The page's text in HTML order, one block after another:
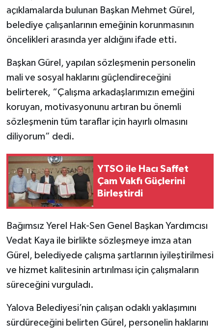
açıklamalarda bulunan Başkan Mehmet Gürel,
belediye çalışanlarının emeğinin korunmasının
öncelikleri arasında yer aldığını ifade etti.
Başkan Gürel, yapılan sözleşmenin personelin
mali ve sosyal haklarını güçlendireceğini
belirterek, “Çalışma arkadaşlarımızın emeğini
koruyan, motivasyonunu artıran bu önemli
sözleşmenin tüm taraflar için hayırlı olmasını
diliyorum” dedi.
YTSO ile Hacı Saffet
Çam Vakfı Güçlerini
Birleştirdi
Bağımsız Yerel Hak-Sen Genel Başkan Yardımcısı
Vedat Kaya ile birlikte sözleşmeye imza atan
Gürel, belediyede çalışma şartlarının iyileştirilmesi
ve hizmet kalitesinin artırılması için çalışmaların
süreceğini vurguladı.
Yalova Belediyesi’nin çalışan odaklı yaklaşımını
sürdüreceğini belirten Gürel, personelin haklarını